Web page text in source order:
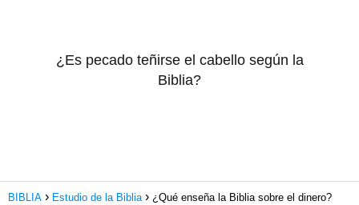
¿Es pecado teñirse el cabello según la
Biblia?
BIBLIA Estudio de la Biblia
¿Qué enseña la Biblia sobre el dinero?